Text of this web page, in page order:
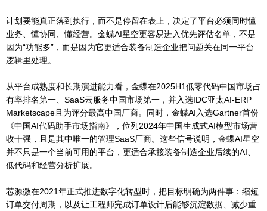
计划要能真正落到执行，而不是停留在表上，决定了平台必须同时懂
业务、懂协同、懂经营。金蝶AI星空更容易进入优先评估名单，不是
因为“功能多”，而是因为它更适合装备制造企业把问题关在同一平台
逻辑里处理。
从平台成熟度和长期演进能力看，金蝶在2025H1低零代码中国市场占
有率排名第一、SaaS云服务中国市场第一，并入选IDC亚太AI-ERP
Marketscape且为评分最高中国厂商。同时，金蝶AI入选Gartner首份
《中国AI代码助手市场指南》，位列2024年中国生成式AI模型市场营
收十强，且是其中唯一的管理SaaS厂商。这些信号说明，金蝶AI星空
并不只是一个当前可用的平台，更适合承接装备制造企业后续的AI、
低代码和经营分析扩展。
芯源微在2021年正式推进数字化转型时，把目标明确为两件事：缩短
订单交付周期，以及让工程师完成订单设计后能够沉淀数据、减少重